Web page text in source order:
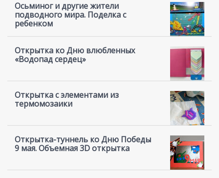
Осьминог и другие жители
подводного мира. Поделка с
ребенком
Открытка ко Дню влюбленных
«Водопад сердец»
Открытка с элементами из
термомозаики
Открытка-туннель ко Дню Победы
9 мая. Объемная 3D открытка